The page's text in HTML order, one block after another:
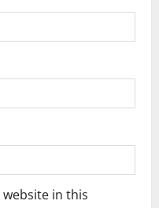
website in this